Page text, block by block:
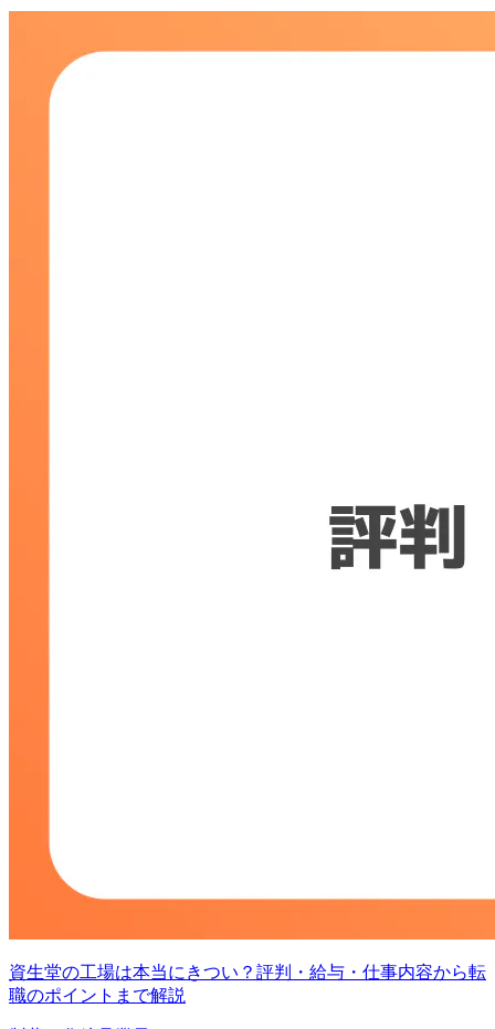
資生堂の工場は本当にきつい？評判・給与・仕事内容から転
職のポイントまで解説